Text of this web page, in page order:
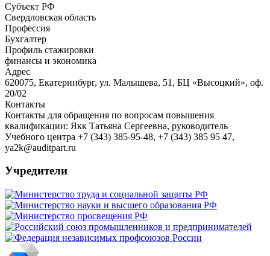
Субъект РФ
Свердловская область
Профессия
Бухгалтер
Профиль стажировки
финансы и экономика
Адрес
620075, Екатеринбург, ул. Малышева, 51, БЦ «Высоцкий», оф.
20/02
Контакты
Контакты для обращения по вопросам повышения
квалификации: Якк Татьяна Сергеевна, руководитель
Учебного центра +7 (343) 385-95-48, +7 (343) 385 95 47,
ya2k@auditpart.ru
Учредители